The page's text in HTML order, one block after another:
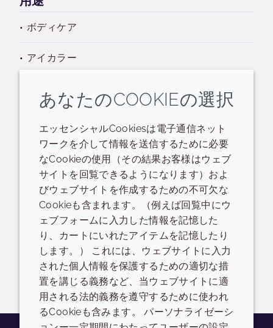
ボディケア
アイカラー
リップカラー
シャンプー
リージョナルコンプライアンス
IECIC
あなたのCOOKIEの選択
エッセンシャルCookiesは電子通信ネット
ワークを介して情報を送信するために必要
なCookieの使用（その結果お客様はウェブ
サイトを回覧できるようになります）およ
びウェブサイトを作成するための不可欠な
Cookieも含まれます。（例えば回覧中にウ
ェブフォームに入力した情報を記憶した
り、カートにいれたアイテムを記憶したり
します。） これには、ウェブサイトに入力
された個人情報を保護するための適切な措
置を講じる義務など、当ウェブサイトに適
用される法的義務を遵守するために使われ
るCookieも含みます。 パーソナライゼーシ